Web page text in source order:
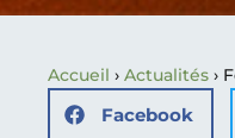
Accueil › Actualités ›
Facebook